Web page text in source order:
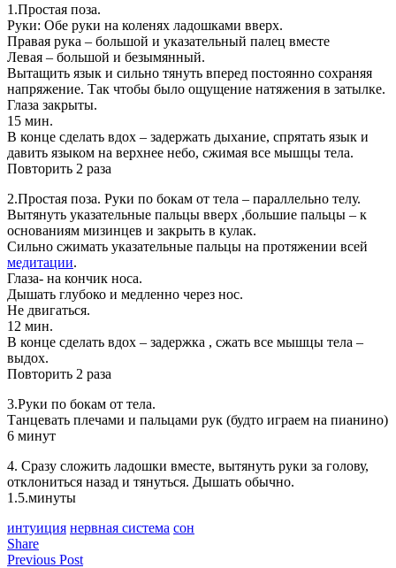
1.Простая поза.
Руки: Обе руки на коленях ладошками вверх.
Правая рука – большой и указательный палец вместе
Левая – большой и безымянный.
Вытащить язык и сильно тянуть вперед постоянно сохраняя
напряжение. Так чтобы было ощущение натяжения в затылке.
Глаза закрыты.
15 мин.
В конце сделать вдох – задержать дыхание, спрятать язык и
давить языком на верхнее небо, сжимая все мышцы тела.
Повторить 2 раза
2.Простая поза. Руки по бокам от тела – параллельно телу.
Вытянуть указательные пальцы вверх ,большие пальцы – к
основаниям мизинцев и закрыть в кулак.
Сильно сжимать указательные пальцы на протяжении всей
медитации.
Глаза- на кончик носа.
Дышать глубоко и медленно через нос.
Не двигаться.
12 мин.
В конце сделать вдох – задержка , сжать все мышцы тела –
выдох.
Повторить 2 раза
3.Руки по бокам от тела.
Танцевать плечами и пальцами рук (будто играем на пианино)
6 минут
4. Сразу cложить ладошки вместе, вытянуть руки за голову,
отклониться назад и тянуться. Дышать обычно.
1.5.минуты
интуиция нервная система сон
Share
Previous Post